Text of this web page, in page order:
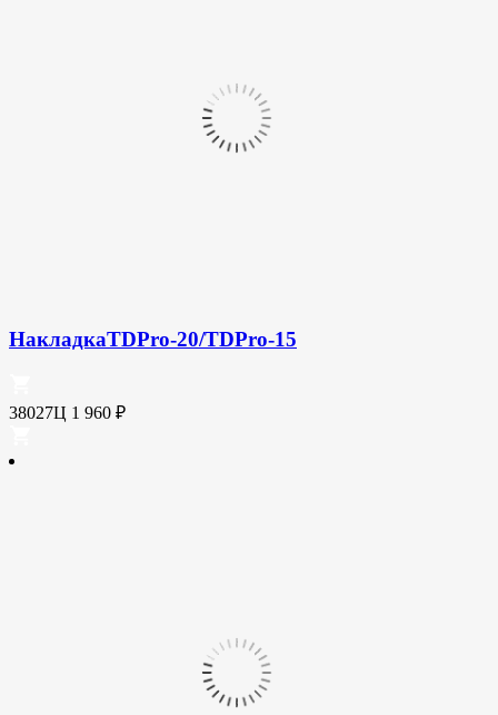
НакладкаTDPro-20/TDPro-15
38027Ц 1 960 ₽